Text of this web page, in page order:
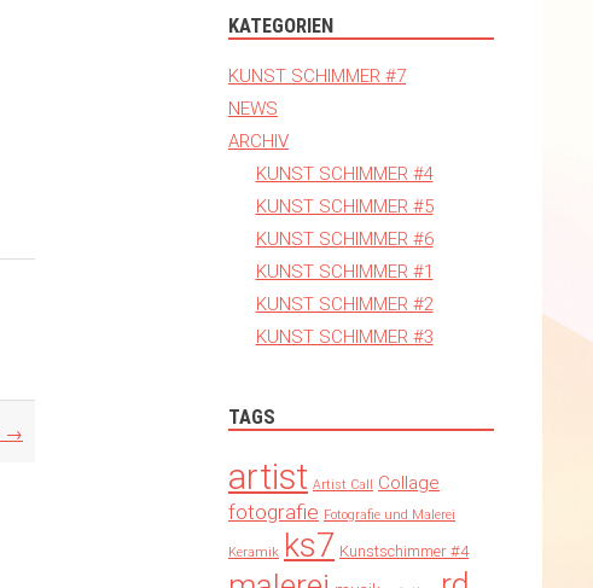
→
KATEGORIEN
KUNST SCHIMMER #7
NEWS
ARCHIV
KUNST SCHIMMER #4
KUNST SCHIMMER #5
KUNST SCHIMMER #6
KUNST SCHIMMER #1
KUNST SCHIMMER #2
KUNST SCHIMMER #3
TAGS
artist Artist Call Collage
fotografie Fotografie und Malerei
Keramik ks7 Kunstschimmer #4